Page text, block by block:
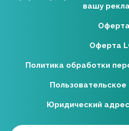
вашу
Оферта
Оферта
Политика обработки
Юридический